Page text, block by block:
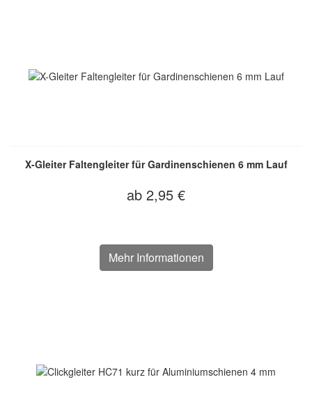
X-Gleiter Faltengleiter für Gardinenschienen 6 mm Lauf
ab 2,95 €
Mehr Informationen